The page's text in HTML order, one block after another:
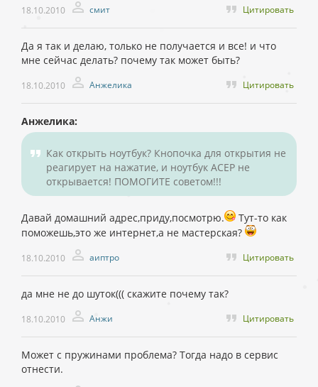
18.10.2010 смит Цитировать
Да я так и делаю, только не получается и все! и что
мне сейчас делать? почему так может быть?
18.10.2010 Анжелика Цитировать
Анжелика:
Как открыть ноутбук? Кнопочка для открытия не
реагирует на нажатие, и ноутбук АСЕР не
открывается! ПОМОГИТЕ советом!!!
Давай домашний адрес,приду,посмотрю.
Тут-то как
поможешь,это же интернет,а не мастерская?
18.10.2010 аиптро Цитировать
да мне не до шуток((( скажите почему так?
18.10.2010 Анжи Цитировать
Может с пружинами проблема? Тогда надо в сервис
отнести.